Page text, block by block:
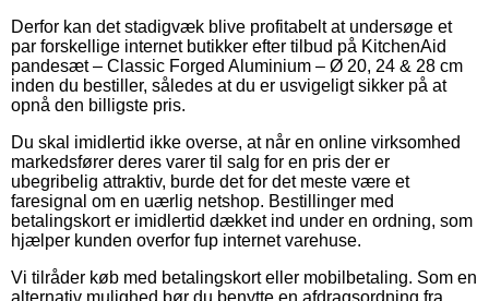
Derfor kan det stadigvæk blive profitabelt at undersøge et
par forskellige internet butikker efter tilbud på KitchenAid
pandesæt – Classic Forged Aluminium – Ø 20, 24 & 28 cm
inden du bestiller, således at du er usvigeligt sikker på at
opnå den billigste pris.
Du skal imidlertid ikke overse, at når en online virksomhed
markedsfører deres varer til salg for en pris der er
ubegribelig attraktiv, burde det for det meste være et
faresignal om en uærlig netshop. Bestillinger med
betalingskort er imidlertid dækket ind under en ordning, som
hjælper kunden overfor fup internet varehuse.
Vi tilråder køb med betalingskort eller mobilbetaling. Som en
alternativ mulighed bør du benytte en afdragsordning fra